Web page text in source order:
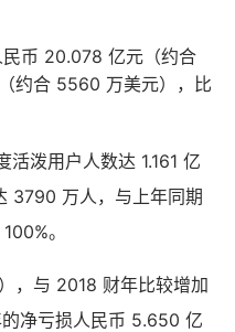
币 20.078 亿元（约合
约合 5560 万美元），比
泼用户人数达 1.161 亿
3790 万人，与上年同期
。
，与 2018 财年比较增加
净亏损人民币 5.650 亿